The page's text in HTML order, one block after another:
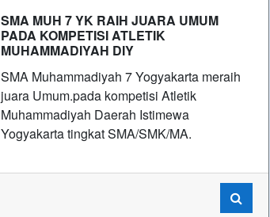
SMA MUH 7 YK RAIH JUARA UMUM
PADA KOMPETISI ATLETIK
MUHAMMADIYAH DIY
SMA Muhammadiyah 7 Yogyakarta meraih
juara Umum.pada kompetisi Atletik
Muhammadiyah Daerah Istimewa
Yogyakarta tingkat SMA/SMK/MA.